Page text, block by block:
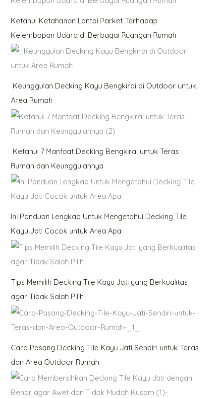
Ketahui Ketahanan Lantai Parket Terhadap
Kelembapan Udara di Berbagai Ruangan Rumah
Keunggulan Decking Kayu Bengkirai di Outdoor untuk
Area Rumah
Ketahui 7 Manfaat Decking Bengkirai untuk Teras
Rumah dan Keunggulannya
Ini Panduan Lengkap Untuk Mengetahui Decking Tile
Kayu Jati Cocok untuk Area Apa
Tips Memilih Decking Tile Kayu Jati yang Berkualitas
agar Tidak Salah Pilih
Cara Pasang Decking Tile Kayu Jati Sendiri untuk Teras
dan Area Outdoor Rumah